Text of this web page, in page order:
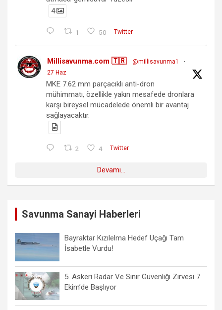
4
1 50 Twitter
Millisavunma.com 🇹🇷 @millisavunma1
·
27 Haz
MKE 7.62 mm parçacıklı anti-dron
mühimmatı, özellikle yakın mesafede dronlara
karşı bireysel mücadelede önemli bir avantaj
sağlayacaktır.
2 4 Twitter
Devamı...
Savunma Sanayi Haberleri
Bayraktar Kızılelma Hedef Uçağı Tam
İsabetle Vurdu!
5. Askeri Radar Ve Sınır Güvenliği Zirvesi 7
Ekim’de Başlıyor